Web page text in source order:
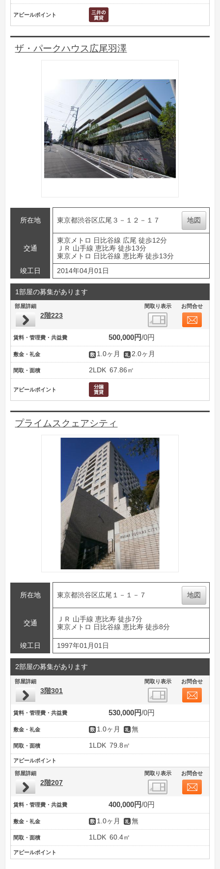
アピールポイント
ザ・パークハウス広尾羽澤
所在地 東京都渋谷区広尾３－１２－１７ 地図
交通
東京メトロ 日比谷線 広尾 徒歩12分
ＪＲ 山手線 恵比寿 徒歩13分
東京メトロ 日比谷線 恵比寿 徒歩13分
竣工日
2014年04月01日
1部屋の募集があります
部屋詳細 間取り表示 お問合せ
2階223
賃料・管理費・共益費 500,000円 0円
敷金・礼金 1.0ヶ月 2.0ヶ月
間取・面積 2LDK 67.86㎡
アピールポイント
プライムスクェアシティ
所在地 東京都渋谷区広尾１－１－７ 地図
交通
ＪＲ 山手線 恵比寿 徒歩7分
東京メトロ 日比谷線 恵比寿 徒歩8分
竣工日 1997年01月01日
2部屋の募集があります
部屋詳細 間取り表示 お問合せ
3階301
賃料・管理費・共益費 530,000円 0円
敷金・礼金 1.0ヶ月 無
間取・面積 1LDK 79.8㎡
アピールポイント
部屋詳細 間取り表示 お問合せ
2階207
賃料・管理費・共益費 400,000円 0円
敷金・礼金 1.0ヶ月 無
間取・面積 1LDK 60.4㎡
アピールポイント